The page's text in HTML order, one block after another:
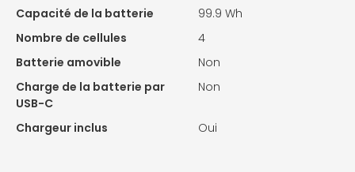
Capacité de la batterie
99.9 Wh
Nombre de cellules
4
Batterie amovible
Non
Charge de la batterie par
USB-C
Non
Chargeur inclus Oui